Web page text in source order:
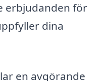
erbjudanden för
dina
en avgörande